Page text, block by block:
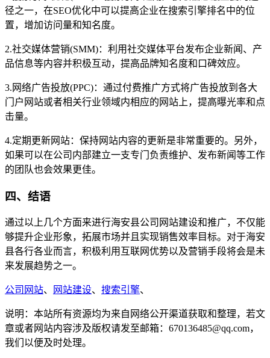
径之一，在SEO优化中可以提高企业在搜索引擎排名中的位
置，增加访问量和知名度。
2.社交媒体营销(SMM)：利用社交媒体平台发布企业新闻、产
品信息等内容并积极互动，提高品牌知名度和口碑效应。
3.网络广告投放(PPC)：通过付费推广方式将广告投放到各大
门户网站或者相关行业领域内相应的网站上，提高曝光率和点
击量。
4.定期更新网站：保持网站内容的更新是非常重要的。另外，
如果可以在公司内部建立一支专门负责维护、发布新闻等工作
的团队也会效果更佳。
四、结语
通过以上几个方面来进行海安县公司网站建设和推广，不仅能
够提升企业形象，拓展市场并且实现销售效率目标。对于海安
县各行各业而言，积极利用互联网优势以及营销手段将会是未
来发展趋势之一。
公司网站、 网站建设、 搜索引擎、
说明：本站所有资源均为来自网络公开渠道获取和整理，若文
章或者网站内容涉及版权请发至邮箱：670136485@qq.com，
我们以便及时处理。